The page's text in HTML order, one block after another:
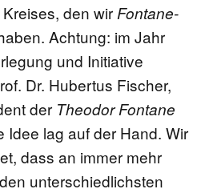
den wir Fontane-
Achtung: im Jahr
und Initiative
Dr. Hubertus Fischer,
der Theodor Fontane
Idee lag auf der Hand. Wir
dass an immer mehr
unterschiedlichsten